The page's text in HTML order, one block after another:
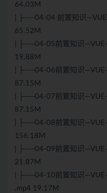
64.03M
| ├──04-04 前置知识
65.52M
| ├──04-05前置知识
19.88M
| ├──04-06前置知识
87.15M
| ├──04-07前置知识
87.15M
| ├──04-08前置知识
156.18M
| ├──04-09前置知识
21.87M
| ├──04-10前置知识
.mp4 19.17M